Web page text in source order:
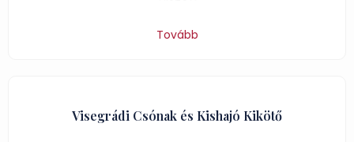
Tovább
Visegrádi Csónak és Kishajó Kikötő